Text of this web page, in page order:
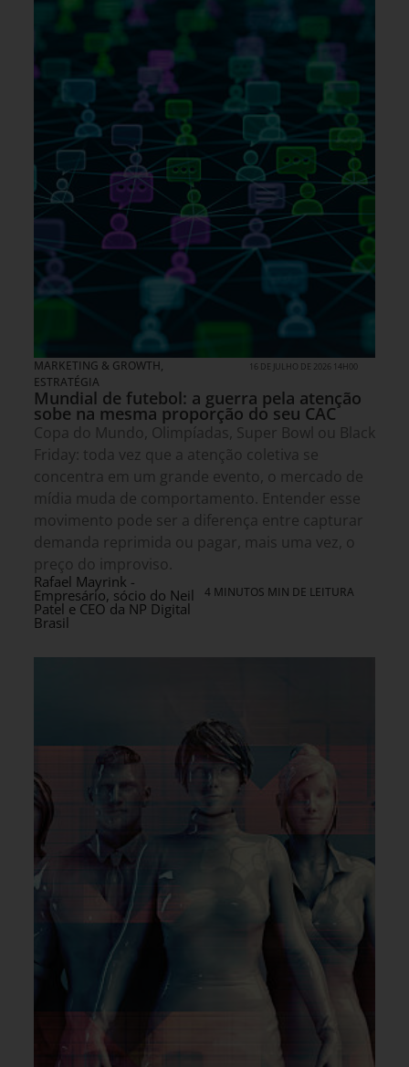
MARKETING & GROWTH,
ESTRATÉGIA
16 DE JULHO DE 2026 14H00
Mundial de futebol: a guerra pela atenção
sobe na mesma proporção do seu CAC
Copa do Mundo, Olimpíadas, Super Bowl ou Black
Friday: toda vez que a atenção coletiva se
concentra em um grande evento, o mercado de
mídia muda de comportamento. Entender esse
movimento pode ser a diferença entre capturar
demanda reprimida ou pagar, mais uma vez, o
preço do improviso.
Rafael Mayrink -
Empresário, sócio do Neil
Patel e CEO da NP Digital
Brasil
4 MINUTOS MIN DE LEITURA